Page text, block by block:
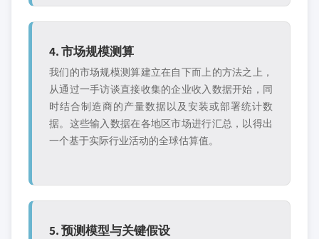
4. 市场规模测算
我们的市场规模测算建立在自下而上的方法之上，
从通过一手访谈直接收集的企业收入数据开始，同
时结合制造商的产量数据以及安装或部署统计数
据。这些输入数据在各地区市场进行汇总，以得出
一个基于实际行业活动的全球估算值。
5. 预测模型与关键假设